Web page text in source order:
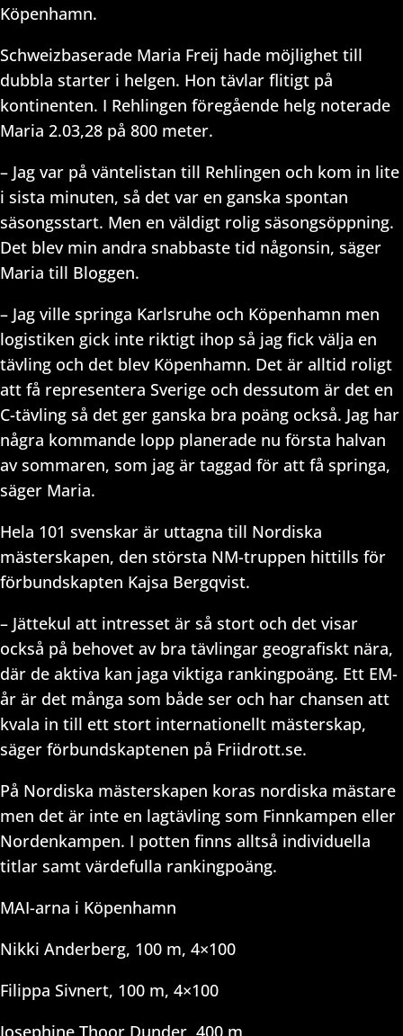
Köpenhamn.
Schweizbaserade Maria Freij hade möjlighet till
dubbla starter i helgen. Hon tävlar flitigt på
kontinenten. I Rehlingen föregående helg noterade
Maria 2.03,28 på 800 meter.
– Jag var på väntelistan till Rehlingen och kom in lite
i sista minuten, så det var en ganska spontan
säsongsstart. Men en väldigt rolig säsongsöppning.
Det blev min andra snabbaste tid någonsin, säger
Maria till Bloggen.
– Jag ville springa Karlsruhe och Köpenhamn men
logistiken gick inte riktigt ihop så jag fick välja en
tävling och det blev Köpenhamn. Det är alltid roligt
att få representera Sverige och dessutom är det en
C-tävling så det ger ganska bra poäng också. Jag har
några kommande lopp planerade nu första halvan
av sommaren, som jag är taggad för att få springa,
säger Maria.
Hela 101 svenskar är uttagna till Nordiska
mästerskapen, den största NM-truppen hittills för
förbundskapten Kajsa Bergqvist.
– Jättekul att intresset är så stort och det visar
också på behovet av bra tävlingar geografiskt nära,
där de aktiva kan jaga viktiga rankingpoäng. Ett EM-
år är det många som både ser och har chansen att
kvala in till ett stort internationellt mästerskap,
säger förbundskaptenen på Friidrott.se.
På Nordiska mästerskapen koras nordiska mästare
men det är inte en lagtävling som Finnkampen eller
Nordenkampen. I potten finns alltså individuella
titlar samt värdefulla rankingpoäng.
MAI-arna i Köpenhamn
Nikki Anderberg, 100 m, 4×100
Filippa Sivnert, 100 m, 4×100
Josephine Thoor Dunder, 400 m